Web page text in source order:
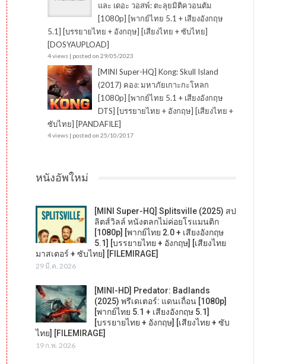
และ เดอะ วอสพ์: ตะลุยมิติควอนตัม
[1080p] [พากย์ไทย 5.1 + เสียงอังกฤษ
5.1] [บรรยายไทย + อังกฤษ] [เสียงไทย + ซับไทย]
[DOSYAUPLOAD]
4 views| posted on 29/05/2023
[MINI Super-HQ] Kong: Skull Island
(2017) คอง: มหาภัยเกาะกะโหลก
[1080p] [พากย์ไทย 5.1 + เสียงอังกฤษ
DTS] [บรรยายไทย + อังกฤษ] [เสียงไทย +
ซับไทย] [PANDAFILE]
4 views| posted on 25/10/2017
หนังอัพใหม่
[MINI Super-HQ] Splitsville (2025) สป
ลิตส์วิลล์ หนังตลกไม่ค่อยโรแมนติก
[1080p] [พากย์ไทย 2.0 + เสียงอังกฤษ
5.1] [บรรยายไทย + อังกฤษ] [เสียงไทย
มาสเตอร์ + ซับไทย] [FILEMIRAGE]
29 มี.ค. 2026
[MINI-HD] Predator: Badlands
(2025) พรีเดเตอร์: แดนเถื่อน [1080p]
[พากย์ไทย 5.1 + เสียงอังกฤษ 5.1]
[บรรยายไทย + อังกฤษ] [เสียงไทย + ซับ
ไทย] [FILEMIRAGE]
19 ก.พ. 2026